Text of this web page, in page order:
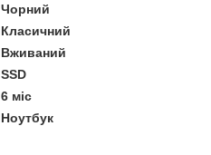
Чорний
Класичний
Вживаний
SSD
6 міс
Ноутбук